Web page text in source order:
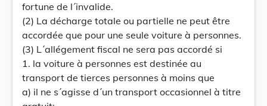
fortune de l´invalide.
(2) La décharge totale ou partielle ne peut être
accordée que pour une seule voiture à personnes.
(3) L´allégement fiscal ne sera pas accordé si
1. la voiture à personnes est destinée au
transport de tierces personnes à moins que
a) il ne s´agisse d´un transport occasionnel à titre